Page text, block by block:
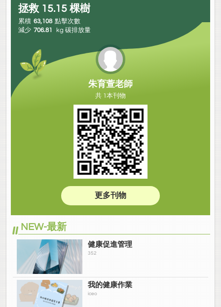
拯救 15.15 棵樹
累積 63,108 點擊次數
減少 706.81 kg 碳排放量
朱育萱老師
共 1本刊物
更多刊物
NEW-最新
健康促進管理
352
我的健康作業
iceo